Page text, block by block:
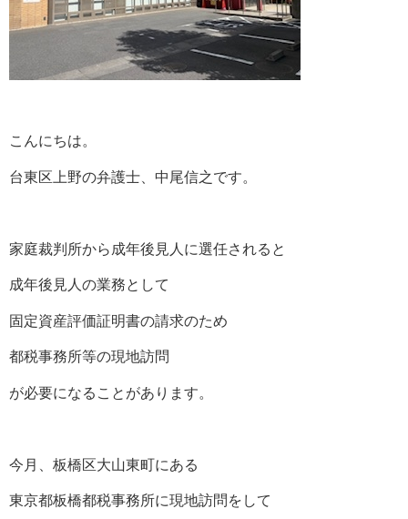
こんにちは。
台東区上野の弁護士、中尾信之です。
家庭裁判所から成年後見人に選任されると
成年後見人の業務として
固定資産評価証明書の請求のため
都税事務所等の現地訪問
が必要になることがあります。
今月、板橋区大山東町にある
東京都板橋都税事務所に現地訪問をして